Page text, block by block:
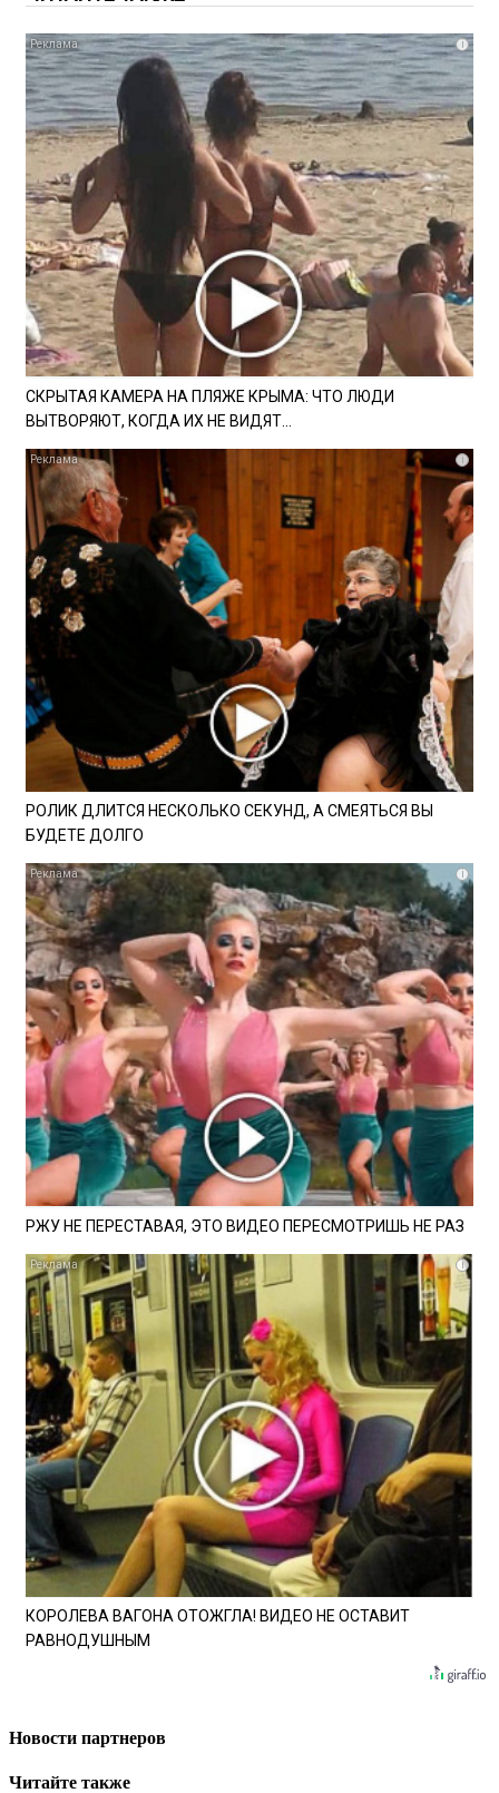
i
СКРЫТАЯ КАМЕРА НА ПЛЯЖЕ КРЫМА: ЧТО ЛЮДИ
ВЫТВОРЯЮТ, КОГДА ИХ НЕ ВИДЯТ...
i
РОЛИК ДЛИТСЯ НЕСКОЛЬКО СЕКУНД, А СМЕЯТЬСЯ ВЫ
БУДЕТЕ ДОЛГО
i
РЖУ НЕ ПЕРЕСТАВАЯ, ЭТО ВИДЕО ПЕРЕСМОТРИШЬ НЕ РАЗ
i
КОРОЛЕВА ВАГОНА ОТОЖГЛА! ВИДЕО НЕ ОСТАВИТ
РАВНОДУШНЫМ
Новости партнеров
Читайте также